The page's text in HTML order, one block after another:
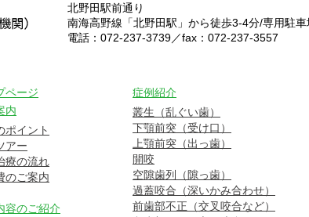
北野田駅前通り
南海高野線「北野田駅」から徒歩3-4分/専用駐
電話：072-237-3739／fax：072-237-3557
ページ
内
ポイント
アー
療の流れ
のご案内
容のご紹介
症例紹介
叢生（乱ぐい歯）
下顎前突（受け口）
上顎前突（出っ歯）
開咬
空隙歯列（隙っ歯）
過蓋咬合（深いかみ合わせ）
前歯部不正（交叉咬合など）